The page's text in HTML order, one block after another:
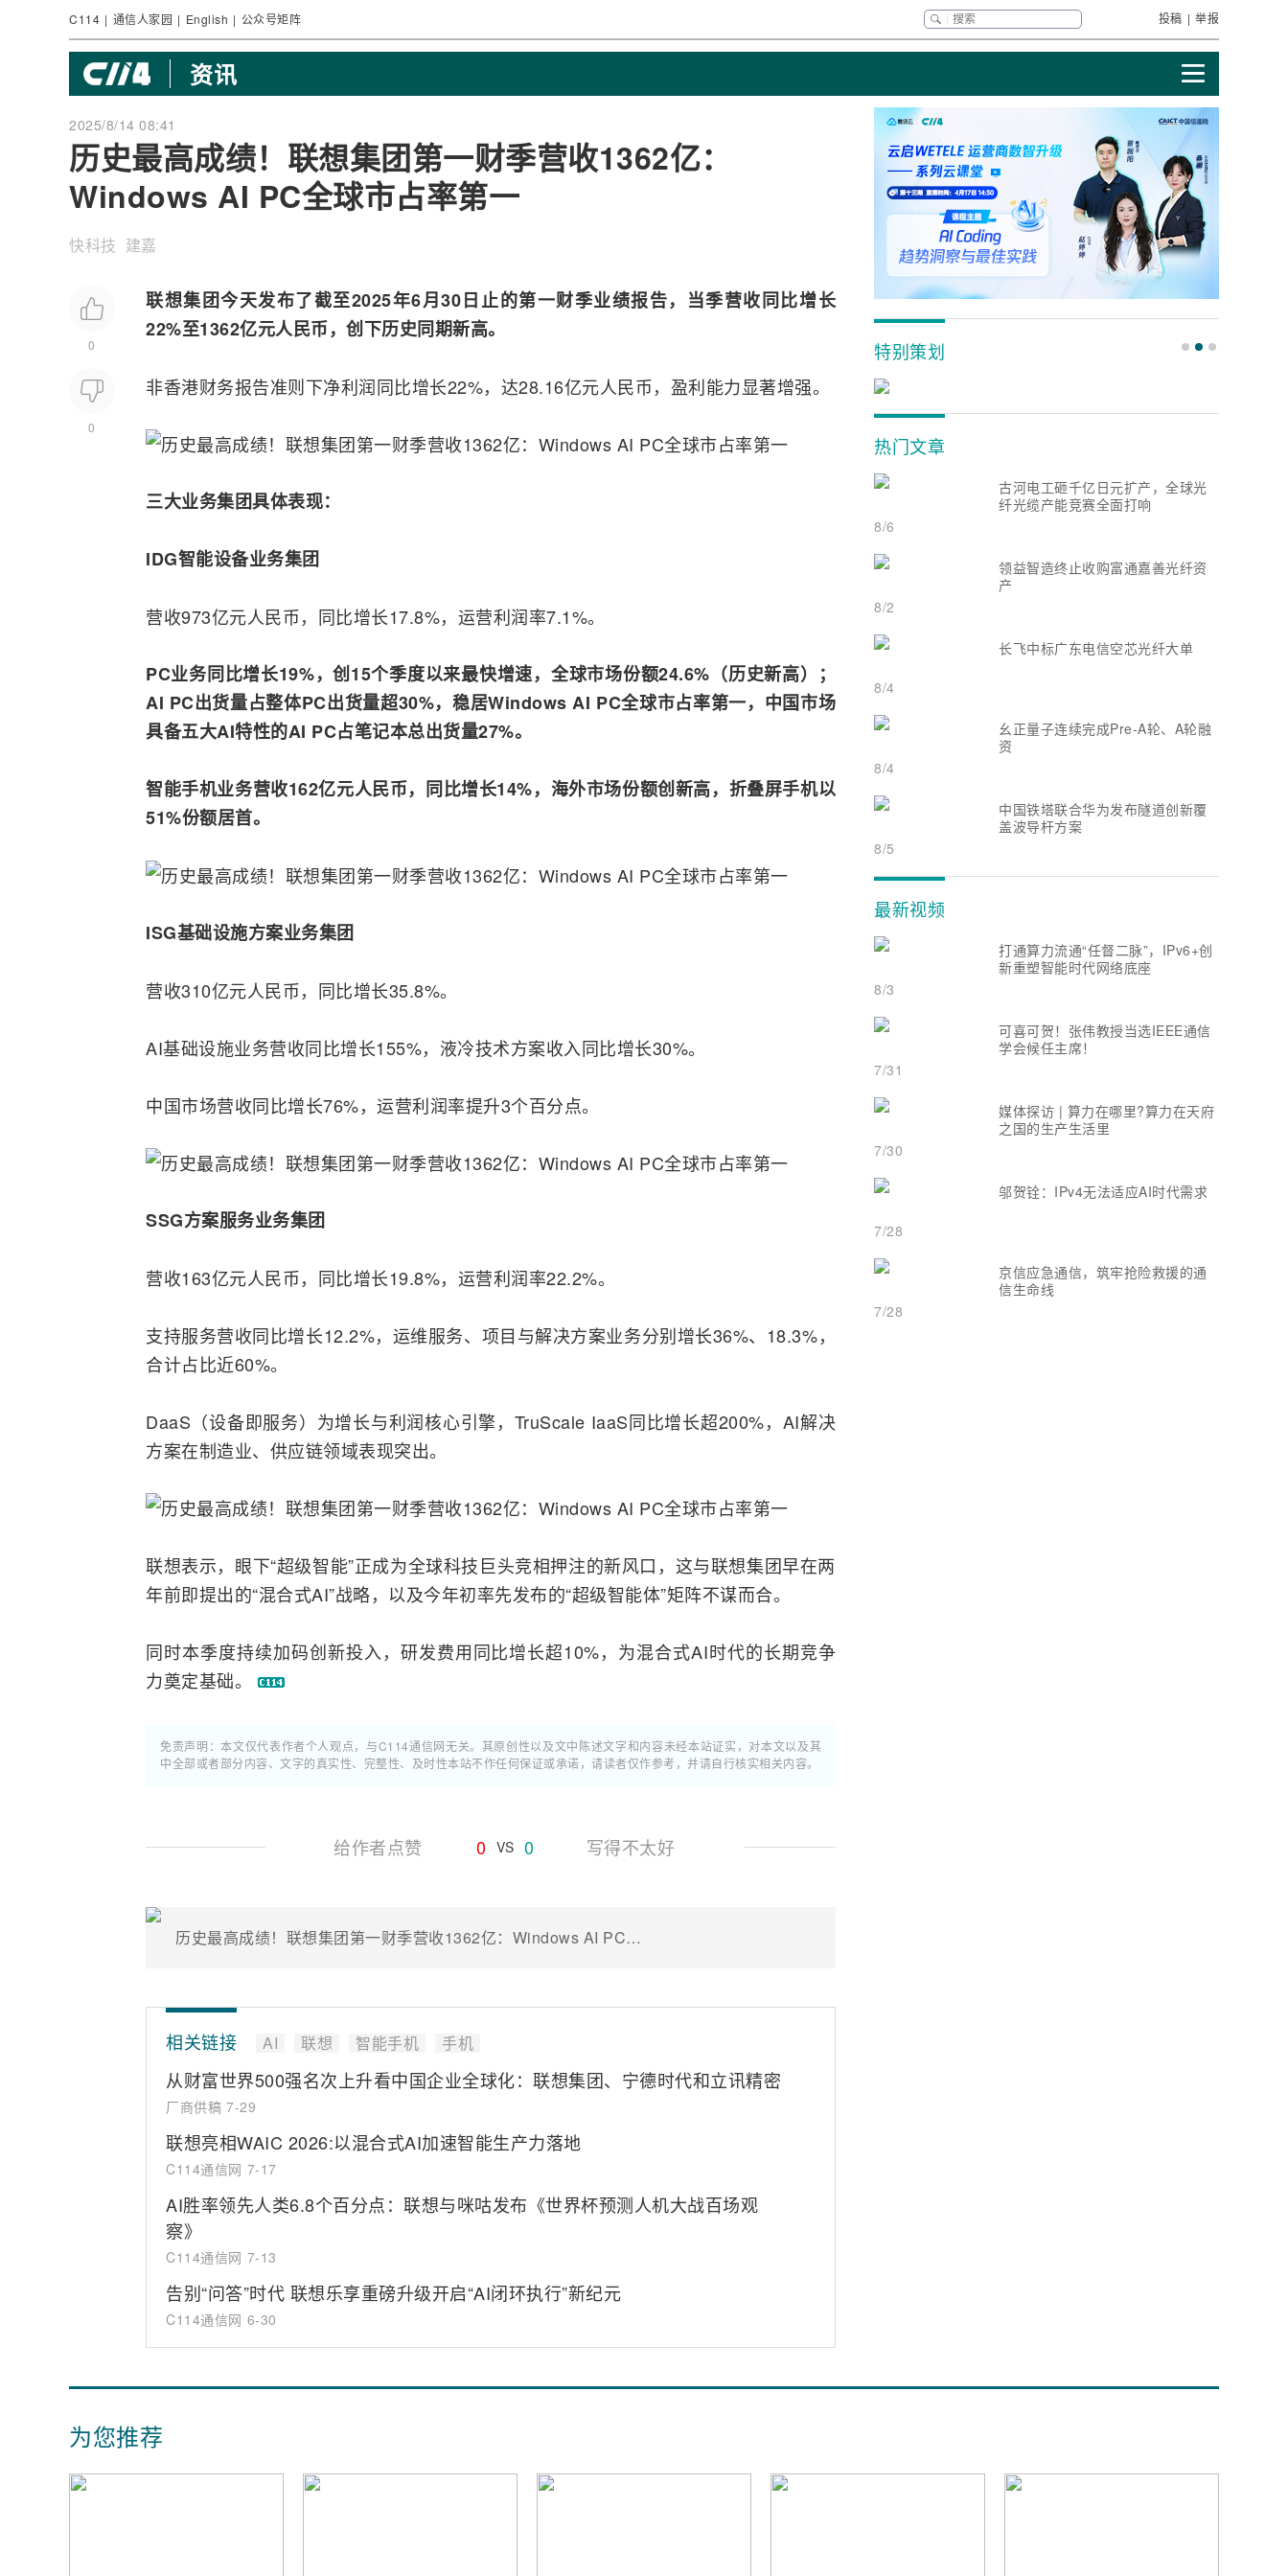
C114 | 通信人家园 | English | 公众号矩阵 投稿 | 举报
资讯
2025/8/14 08:41
历史最高成绩！联想集团第一财季营收1362亿：
Windows AI PC全球市占率第一
快科技 建嘉
0
0
联想集团今天发布了截至2025年6月30日止的第一财季业绩报告， 当季营收同比增长
22%至1362亿元人民币，创下历史同期新高。
非香港财务报告准则下净利润同比增长22%，达28.16亿元人民币，盈利能力显著增强。
三大业务集团具体表现：
IDG智能设备业务集团
营收973亿元人民币，同比增长17.8%，运营利润率7.1%。
PC业务同比增长19%，创15个季度以来最快增速，全球市场份额24.6%（历史新高）；
AI PC出货量占整体PC出货量超30%，稳居Windows AI PC全球市占率第一，中国市场
具备五大AI特性的AI PC占笔记本总出货量27%。
智能手机业务营收162亿元人民币，同比增长14%，海外市场份额创新高， 折叠屏手机以
51%份额居首。
ISG基础设施方案业务集团
营收310亿元人民币，同比增长35.8%。
AI基础设施业务营收同比增长155%，液冷技术方案收入同比增长30%。
中国市场营收同比增长76%，运营利润率提升3个百分点。
SSG方案服务业务集团
营收163亿元人民币，同比增长19.8%，运营利润率22.2%。
支持服务营收同比增长12.2%，运维服务、项目与解决方案业务分别增长36%、18.3%，
合计占比近60%。
DaaS（设备即服务）为增长与利润核心引擎，TruScale IaaS同比增长超200%，AI解决
方案在制造业、供应链领域表现突出。
联想表示，眼下“超级智能”正成为全球科技巨头竞相押注的新风口，这与联想集团早在两
年前即提出的“混合式AI”战略，以及今年初率先发布的“超级智能体”矩阵不谋而合。
同时本季度持续加码创新投入，研发费用同比增长超10%，为混合式AI时代的长期竞争
力奠定基础。
免责声明：本文仅代表作者个人观点，与C114通信网无关。其原创性以及文中陈述文字和内容未经本站证实，对本文以及其
中全部或者部分内容、文字的真实性、完整性、及时性本站不作任何保证或承诺，请读者仅作参考，并请自行核实相关内容。
给作者点赞 0 VS 0 写得不太好
历史最高成绩！联想集团第一财季营收1362亿：Windows AI PC全球市占率第一
相关链接 AI 联想 智能手机 手机
从财富世界500强名次上升看中国企业全球化：联想集团、宁德时代和立讯精密
厂商供稿 7-29
联想亮相WAIC 2026:以混合式AI加速智能生产力落地
C114通信网 7-17
AI胜率领先人类6.8个百分点：联想与咪咕发布《世界杯预测人机大战百场观
察》
C114通信网 7-13
告别“问答”时代 联想乐享重磅升级开启“AI闭环执行”新纪元
C114通信网 6-30
特别策划
热门文章
古河电工砸千亿日元扩产，全球光
纤光缆产能竞赛全面打响
8/6
领益智造终止收购富通嘉善光纤资
产
8/2
长飞中标广东电信空芯光纤大单
8/4
幺正量子连续完成Pre-A轮、A轮融
资
8/4
中国铁塔联合华为发布隧道创新覆
盖波导杆方案
8/5
最新视频
打通算力流通“任督二脉”，IPv6+创
新重塑智能时代网络底座
8/3
可喜可贺！张伟教授当选IEEE通信
学会候任主席！
7/31
媒体探访 | 算力在哪里?算力在天府
之国的生产生活里
7/30
邬贺铨：IPv4无法适应AI时代需求
7/28
京信应急通信，筑牢抢险救援的通
信生命线
7/28
为您推荐